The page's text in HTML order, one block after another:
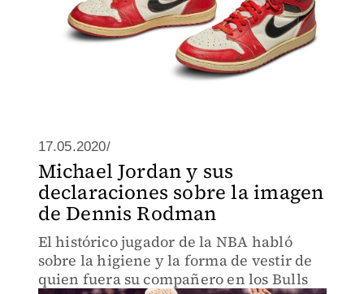
17.05.2020/
Michael Jordan y sus
declaraciones sobre la imagen
de Dennis Rodman
El histórico jugador de la NBA habló
sobre la higiene y la forma de vestir de
quien fuera su compañero en los Bulls